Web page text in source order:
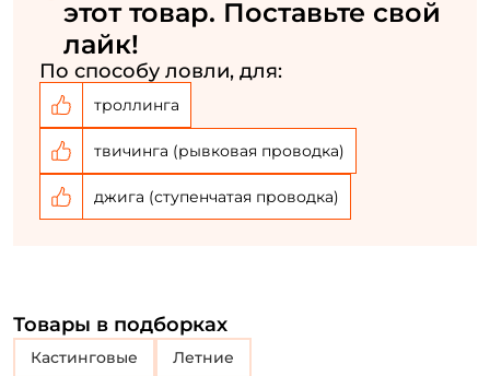
Удобный и надёжный катушкодержатель с задней
гайкой.
Эргономичная разнесённая рукоять изготовленная
из "тёплого" материала EVA гарантирует комфорт
в любую погоду.
Высокая чувствительность бланка сочетается с
этот товар. Поставьте свой
лайк!
По способу ловли, для:
троллинга
твичинга (рывковая проводка)
джига (ступенчатая проводка)
Товары в подборках
Кастинговые Летние